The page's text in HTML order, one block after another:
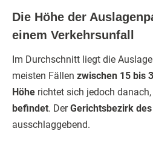
Die Höhe der
einem Verkehrsunfall
Im Durchschnitt liegt die
meisten Fällen zwischen 15 bis
Höhe richtet sich jedoch danach,
befindet. DerGerichtsbezirk
ausschlaggebend.